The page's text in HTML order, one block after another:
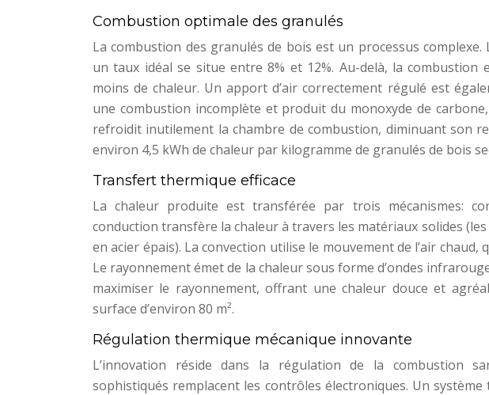
Combustion optimale des granulés
La combustion des granulés de bois est un processus complexe.
un taux idéal se situe entre 8% et 12%. Au-delà, la
moins de chaleur. Un apport d’air correctement régulé est
une combustion incomplète et produit du monoxyde de
refroidit inutilement la chambre de combustion, diminuant son
environ 4,5 kWh de chaleur par kilogramme de granulés de bois
Transfert thermique efficace
La chaleur produite est transférée par trois mécanismes:
conduction transfère la chaleur à travers les matériaux solides
en acier épais). La convection utilise le mouvement de l’air
Le rayonnement émet de la chaleur sous forme d’ondes
maximiser le rayonnement, offrant une chaleur douce et
surface d’environ 80 m².
Régulation thermique mécanique innovante
L’innovation réside dans la régulation de la combustion
sophistiqués remplacent les contrôles électroniques. Un